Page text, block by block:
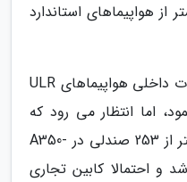
که 5 تن بیشتر از هواپیماهای استاندارد
شرکت هواپیمایی سنگاپور جزئیات داخلی هواپیماهای ULR
اما انتظار می رود که
تعداد صندلی های آن خیلی کمتر از 253 صندلی در A350-
و احتمالا کابین تجاری